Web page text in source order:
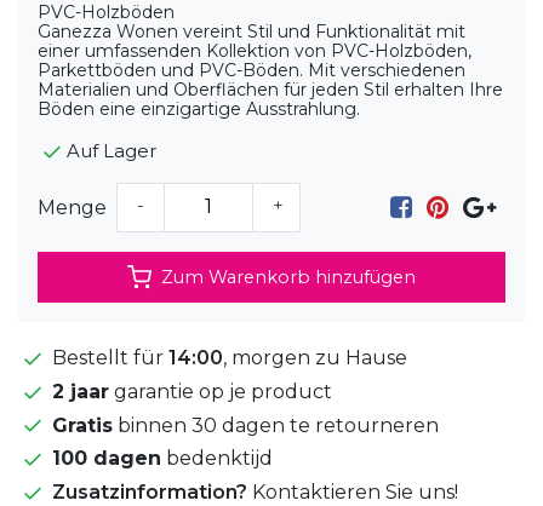
PVC-Holzböden
Ganezza Wonen vereint Stil und Funktionalität mit
einer umfassenden Kollektion von PVC-Holzböden,
Parkettböden und PVC-Böden. Mit verschiedenen
Materialien und Oberflächen für jeden Stil erhalten Ihre
Böden eine einzigartige Ausstrahlung.
Auf Lager
Menge - +
Zum Warenkorb hinzufügen
Bestellt für 14:00, morgen zu Hause
2 jaar garantie op je product
Gratis binnen 30 dagen te retourneren
100 dagen bedenktijd
Zusatzinformation? Kontaktieren Sie uns!